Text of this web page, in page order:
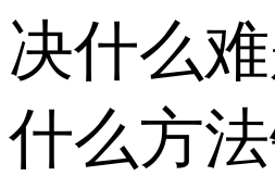
决什么
什么方